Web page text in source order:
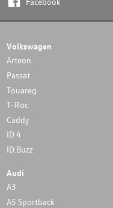
Volkswagen
Arteon
Passat
Touareg
T-Roc
Caddy
ID.4
ID.Buzz
Audi
A3
A5 Sportback